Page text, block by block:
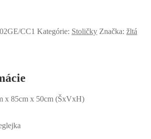
CC1 Kategórie: Stoličky Značka: žltá
x 85cm x 50cm (ŠxVxH)